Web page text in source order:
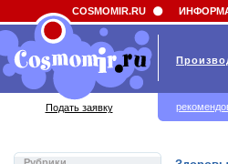
Field 'news_title' doesn't have a default value
COSMOMIR.RU
Подать заявку